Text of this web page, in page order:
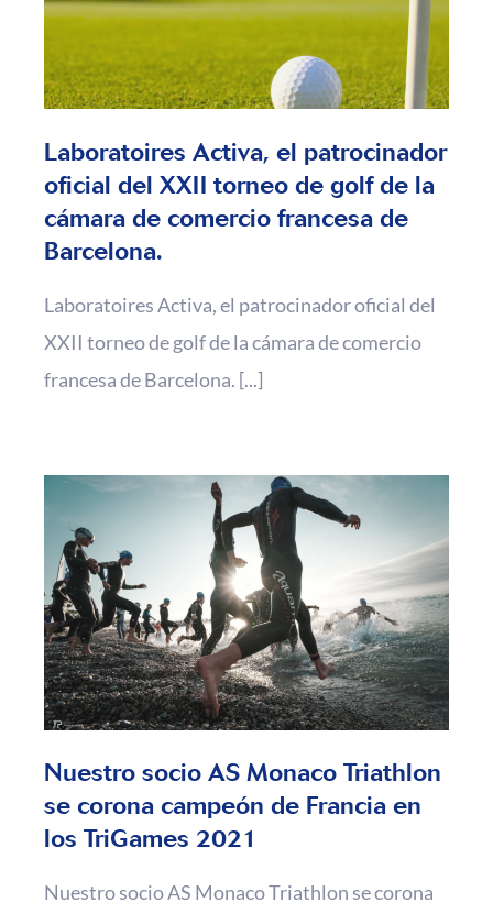
Laboratoires Activa, el patrocinador
oficial del XXII torneo de golf de la
cámara de comercio francesa de
Barcelona.
Laboratoires Activa, el patrocinador oficial del
XXII torneo de golf de la cámara de comercio
francesa de Barcelona. [...]
Nuestro socio AS Monaco Triathlon
se corona campeón de Francia en
los TriGames 2021
Nuestro socio AS Monaco Triathlon se corona